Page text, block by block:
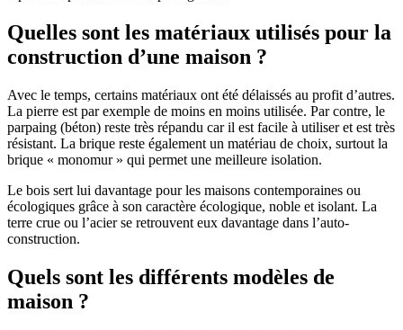
Quelles sont les matériaux utilisés pour la
construction d’une maison ?
Avec le temps, certains matériaux ont été délaissés au profit d’autres.
La pierre est par exemple de moins en moins utilisée. Par contre, le
parpaing (béton) reste très répandu car il est facile à utiliser et est très
résistant. La brique reste également un matériau de choix, surtout la
brique « monomur » qui permet une meilleure isolation.
Le bois sert lui davantage pour les maisons contemporaines ou
écologiques grâce à son caractère écologique, noble et isolant. La
terre crue ou l’acier se retrouvent eux davantage dans l’auto-
construction.
Quels sont les différents modèles de
maison ?